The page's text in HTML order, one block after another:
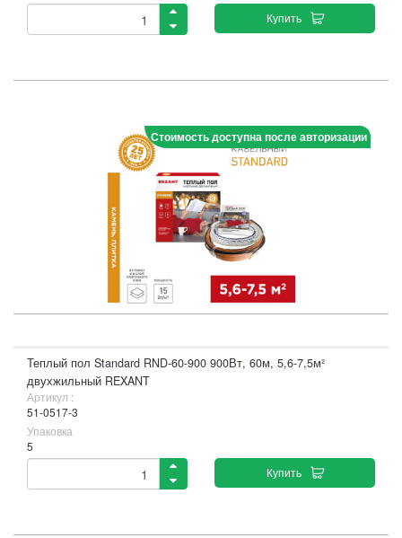
Купить
Стоимость доступна после авторизации
Теплый пол Standard RND-60-900 900Вт, 60м, 5,6-7,5м²
двухжильный REXANT
Артикул :
51-0517-3
Упаковка
5
Купить